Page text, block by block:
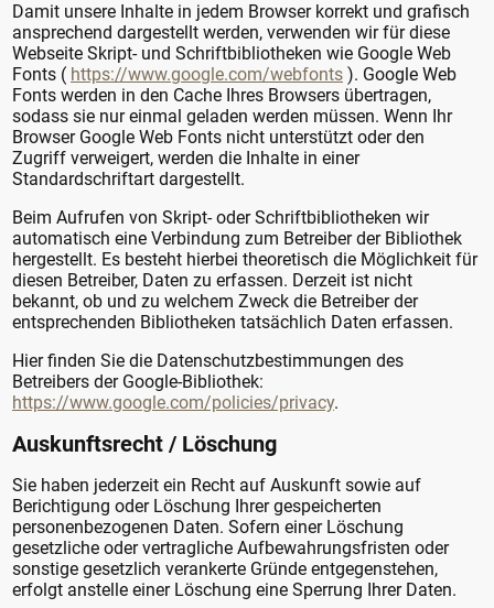
Damit unsere Inhalte in jedem Browser korrekt und grafisch
ansprechend dargestellt werden, verwenden wir für diese
Webseite Skript- und Schriftbibliotheken wie Google Web
Fonts ( https://www.google.com/webfonts ). Google Web
Fonts werden in den Cache Ihres Browsers übertragen,
sodass sie nur einmal geladen werden müssen. Wenn Ihr
Browser Google Web Fonts nicht unterstützt oder den
Zugriff verweigert, werden die Inhalte in einer
Standardschriftart dargestellt.
Beim Aufrufen von Skript- oder Schriftbibliotheken wir
automatisch eine Verbindung zum Betreiber der Bibliothek
hergestellt. Es besteht hierbei theoretisch die Möglichkeit für
diesen Betreiber, Daten zu erfassen. Derzeit ist nicht
bekannt, ob und zu welchem Zweck die Betreiber der
entsprechenden Bibliotheken tatsächlich Daten erfassen.
Hier finden Sie die Datenschutzbestimmungen des
Betreibers der Google-Bibliothek:
https://www.google.com/policies/privacy.
Auskunftsrecht / Löschung
Sie haben jederzeit ein Recht auf Auskunft sowie auf
Berichtigung oder Löschung Ihrer gespeicherten
personenbezogenen Daten. Sofern einer Löschung
gesetzliche oder vertragliche Aufbewahrungsfristen oder
sonstige gesetzlich verankerte Gründe entgegenstehen,
erfolgt anstelle einer Löschung eine Sperrung Ihrer Daten.